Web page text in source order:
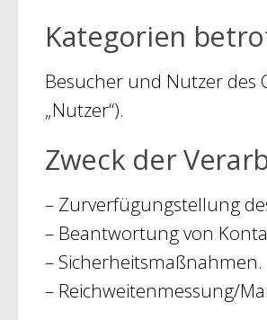
Kategorien
Besucher und Nutzer des
„Nutzer“).
Zweck der
– Zurverfügungstellung
– Beantwortung von
– Sicherheitsmaßnahmen.
– Reichweitenmessung/